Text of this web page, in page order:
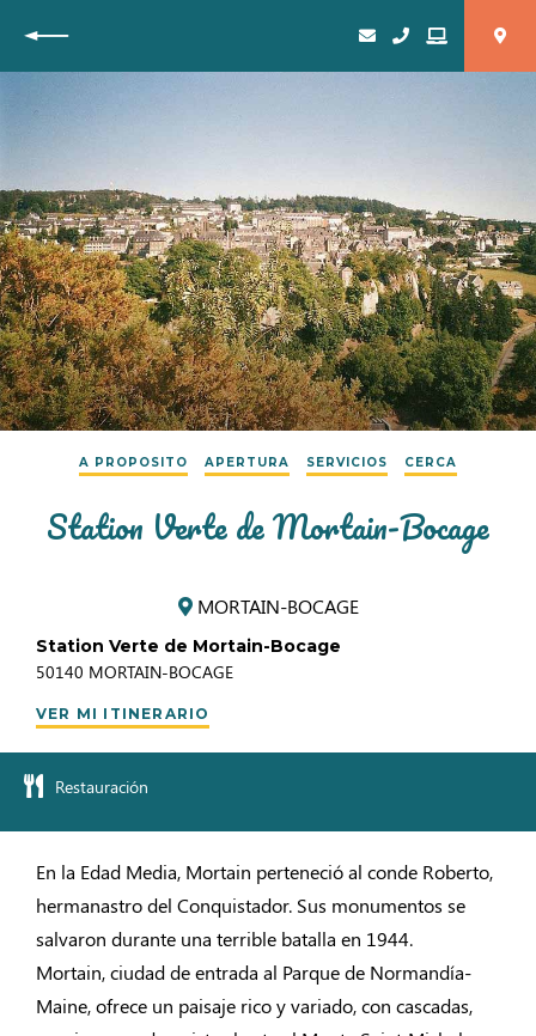
Vuelta
A PROPOSITO APERTURA SERVICIOS CERCA
Station Verte de Mortain-Bocage
MORTAIN-BOCAGE
Station Verte de Mortain-Bocage
50140 MORTAIN-BOCAGE
VER MI ITINERARIO
Restauración
En la Edad Media, Mortain perteneció al conde Roberto,
hermanastro del Conquistador. Sus monumentos se
salvaron durante una terrible batalla en 1944.
Mortain, ciudad de entrada al Parque de Normandía-
Maine, ofrece un paisaje rico y variado, con cascadas,